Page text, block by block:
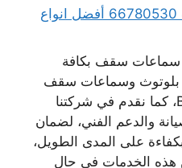
فني سماعات سقف بلوتوث 66780530 أفضل انواع
سماعات سقف بكافة
بلوتوث وسماعات سقف
JPL وسماعات سقف BOSE، كما نقدم في شركتنا
والدعم الفني، لضمان
على المدى الطويل،
هذه الخدمات في حال